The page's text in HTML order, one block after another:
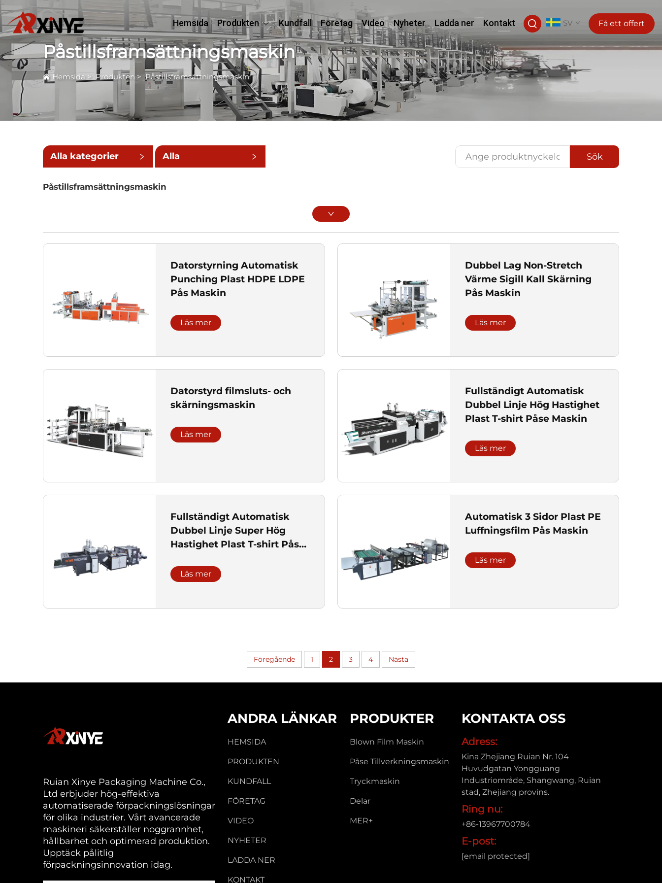
Hemsida Produkten Kundfall Företag Video Nyheter Ladda ner Kontakt SV Få ett offert
Påstillsframsättningsmaskin
Hemsida> Produkten >Påstillsframsättningsmaskin
Alla kategorier Alla Sök
Påstillsframsättningsmaskin
Datorstyrning Automatisk
Punching Plast HDPE LDPE
Pås Maskin
Läs mer
Dubbel Lag Non-Stretch
Värme Sigill Kall Skärning
Pås Maskin
Läs mer
Datorstyrd filmsluts- och
skärningsmaskin
Läs mer
Fullständigt Automatisk
Dubbel Linje Hög Hastighet
Plast T-shirt Påse Maskin
Läs mer
Fullständigt Automatisk
Dubbel Linje Super Hög
Hastighet Plast T-shirt Påse
Läs mer
Automatisk 3 Sidor Plast PE
Luffningsfilm Pås Maskin
Läs mer
Föregående 1 2 3 4 Nästa
Ruian Xinye Packaging Machine Co.,
Ltd erbjuder hög-effektiva
automatiserade förpackningslösningar
för olika industrier. Vårt avancerade
maskineri säkerställer noggrannhet,
hållbarhet och optimerad produktion.
Upptäck pålitlig
förpackningsinnovation idag.
ANDRA LÄNKAR
HEMSIDA
PRODUKTEN
KUNDFALL
FÖRETAG
VIDEO
NYHETER
LADDA NER
KONTAKT
PRODUKTER
Blown Film Maskin
Påse Tillverkningsmaskin
Tryckmaskin
Delar
MER+
KONTAKTA OSS
Adress:
Kina Zhejiang Ruian Nr. 104
Huvudgatan Yongguang
Industriområde, Shangwang, Ruian
stad, Zhejiang provins.
Ring nu:
+86-13967700784
E-post:
[email protected]